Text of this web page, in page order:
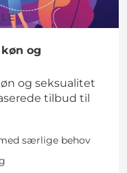
og
og seksualitet
tilbud til
særlige behov